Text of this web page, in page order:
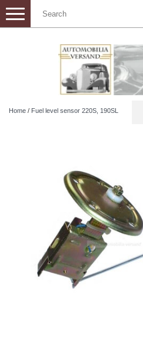
Toggle
navigation
Home / Fuel level sensor 220S, 190SL